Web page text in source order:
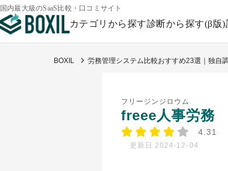
国内最大級のSaaS比較・口コミサイト
カテゴリから探す診断から探す(β版)
BOXIL 労務管理システム比較おすすめ23選｜独自
フリージンジロウム
freee人事労務
4.31
更新日 2024-12-04